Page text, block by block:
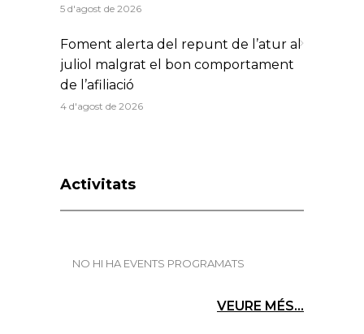
5 d'agost de 2026
Foment alerta del repunt de l’atur al
juliol malgrat el bon comportament
de l’afiliació
4 d'agost de 2026
Activitats
NO HI HA EVENTS PROGRAMATS
VEURE MÉS...